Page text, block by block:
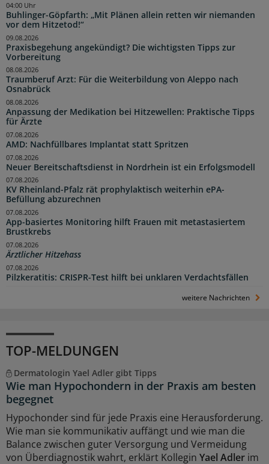
Buhlinger-Göpfarth: „Mit Plänen allein retten wir niemanden
vor dem Hitzetod!“
04:00 Uhr
Praxisbegehung angekündigt? Die wichtigsten Tipps zur
Vorbereitung
09.08.2026
Traumberuf Arzt: Für die Weiterbildung von Aleppo nach
Osnabrück
08.08.2026
Anpassung der Medikation bei Hitzewellen: Praktische Tipps
für Ärzte
08.08.2026
AMD: Nachfüllbares Implantat statt Spritzen
07.08.2026
Neuer Bereitschaftsdienst in Nordrhein ist ein Erfolgsmodell
07.08.2026
KV Rheinland-Pfalz rät prophylaktisch weiterhin ePA-
Befüllung abzurechnen
07.08.2026
App-basiertes Monitoring hilft Frauen mit metastasiertem
Brustkrebs
07.08.2026
Ärztlicher Hitzehass
07.08.2026
Pilzkeratitis: CRISPR-Test hilft bei unklaren Verdachtsfällen
07.08.2026
weitere Nachrichten
TOP-MELDUNGEN
Dermatologin Yael Adler gibt Tipps
Wie man Hypochondern in der Praxis am besten
begegnet
Hypochonder sind für jede Praxis eine Herausforderung.
Wie man sie kommunikativ auffängt und wie man die
Balance zwischen guter Versorgung und Vermeidung
von Überdiagnostik wahrt, erklärt Kollegin Yael Adler im